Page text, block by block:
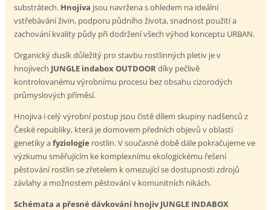
substrátech. Hnojiva jsou navržena s ohledem na ideální
vstřebávání živin, podporu půdního života, snadnost použití a
zachování kvality půdy při dodržení všech výhod konceptu URBAN.
Organický dusík důležitý pro stavbu rostlinných pletiv je v
hnojivech JUNGLE indaboxOUTDOORdíky pečlivě
kontrolovanému výrobnímu procesu bez obsahu cizorodých
průmyslových příměsí.
Hnojiva i celý výrobní postup jsou čistě dílem skupiny nadšenců z
České republiky, která je domovem předních objevů v oblasti
genetiky afyziologie rostlin. V současné době dále pokračujeme ve
výzkumu směřujícím ke komplexnímu ekologickému řešení
pěstování rostlin se zřetelem k omezující se dostupnosti zdrojů
závlahy a možnostem pěstování v komunitních nikách.
Schémata a přesné dávkování hnojiv JUNGLE INDABOX